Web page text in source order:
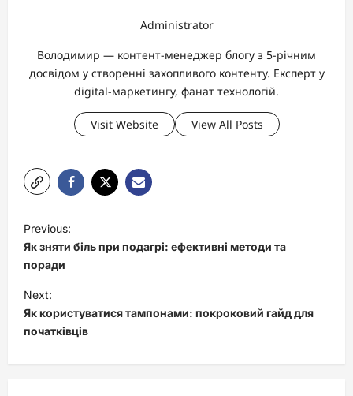
Administrator
Володимир — контент-менеджер блогу з 5-річним
досвідом у створенні захопливого контенту. Експерт у
digital-маркетингу, фанат технологій.
Visit Website View All Posts
o
s
t
n
a
v
Previous:
Як зняти біль при подагрі: ефективні методи та
поради
Next:
Як користуватися тампонами: покроковий гайд для
початківців